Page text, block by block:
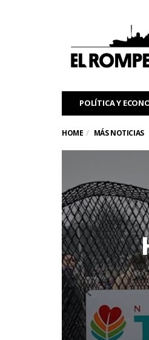
POLÍTICA Y
HOME MÁS NOTICIAS